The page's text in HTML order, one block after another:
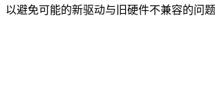
以避免可能的新驱动与旧硬件不兼容的问